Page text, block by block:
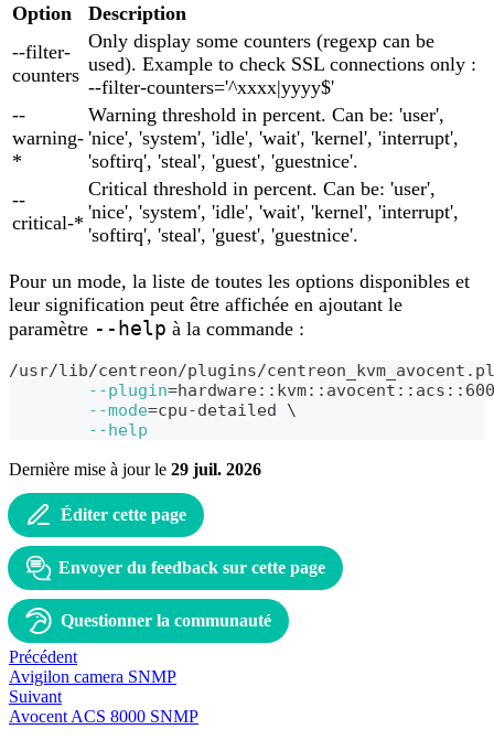
Option
Description
--filter-
counters
Only display some counters (regexp can be
used). Example to check SSL connections only :
--filter-counters='^xxxx|yyyy$'
--
warning-
*
Warning threshold in percent. Can be: 'user',
'nice', 'system', 'idle', 'wait', 'kernel', 'interrupt',
'softirq', 'steal', 'guest', 'guestnice'.
--
critical-*
Critical threshold in percent. Can be: 'user',
'nice', 'system', 'idle', 'wait', 'kernel', 'interrupt',
'softirq', 'steal', 'guest', 'guestnice'.
Pour un mode, la liste de toutes les options disponibles et
leur signification peut être affichée en ajoutant le
paramètre --help à la commande :
/usr/lib/centreon/plugins/
--plugin=
--mode=cpu-detailed \
--help
Dernière mise à jourle 29 juil. 2026
Éditer cette page
Envoyer du feedback sur cette page
Questionner la communauté
Précédent
Avigilon camera SNMP
Suivant
Avocent ACS 8000 SNMP